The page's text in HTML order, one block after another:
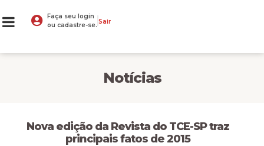
Faça seu login
ou cadastre-se. Sair
Notícias
Nova edição da Revista do TCE-SP traz
principais fatos de 2015